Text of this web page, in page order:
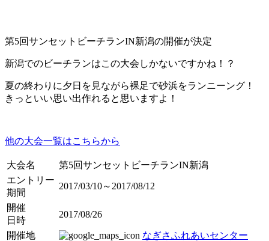
第5回サンセットビーチランIN新潟の開催が決定
新潟でのビーチランはこの大会しかないですかね！？
夏の終わりに夕日を見ながら裸足で砂浜をランニーング！
きっといい思い出作れると思いますよ！
他の大会一覧はこちらから
大会名
第5回サンセットビーチランIN新潟
エントリー
期間
2017/03/10～2017/08/12
開催
日時
2017/08/26
開催地 なぎさふれあいセンター